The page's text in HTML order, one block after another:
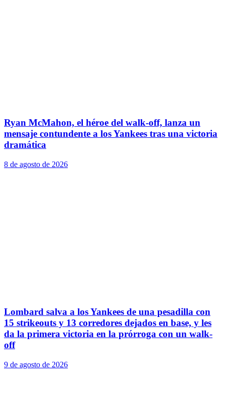
Ryan McMahon, el héroe del walk-off, lanza un
mensaje contundente a los Yankees tras una victoria
dramática
8 de agosto de 2026
Lombard salva a los Yankees de una pesadilla con
15 strikeouts y 13 corredores dejados en base, y les
da la primera victoria en la prórroga con un walk-
off
9 de agosto de 2026